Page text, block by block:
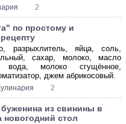
2
по простому и
разрыхлитель, яйца, соль,
сахар, молоко, масло
вода, молоко сгущённое,
джем абрикосовый.
2
из свинины в
новогодний стол